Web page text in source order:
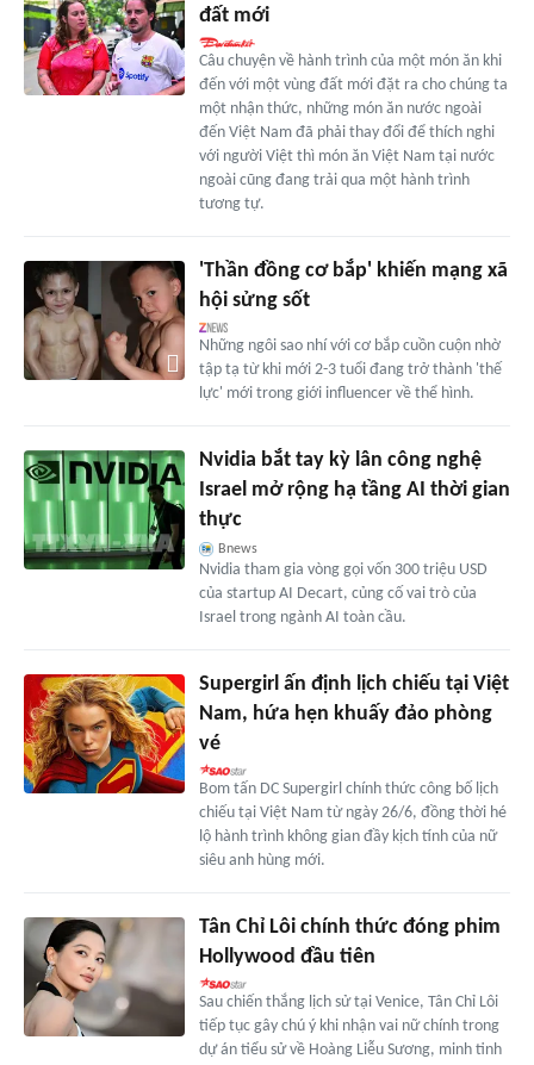
đất mới
Câu chuyện về hành trình của một món ăn khi
đến với một vùng đất mới đặt ra cho chúng ta
một nhận thức, những món ăn nước ngoài
đến Việt Nam đã phải thay đổi để thích nghi
với người Việt thì món ăn Việt Nam tại nước
ngoài cũng đang trải qua một hành trình
tương tự.
'Thần đồng cơ bắp' khiến mạng xã
hội sửng sốt
Những ngôi sao nhí với cơ bắp cuồn cuộn nhờ
tập tạ từ khi mới 2-3 tuổi đang trở thành 'thế
lực' mới trong giới influencer về thể hình.
Nvidia bắt tay kỳ lân công nghệ
Israel mở rộng hạ tầng AI thời gian
thực
Bnews
Nvidia tham gia vòng gọi vốn 300 triệu USD
của startup AI Decart, củng cố vai trò của
Israel trong ngành AI toàn cầu.
Supergirl ấn định lịch chiếu tại Việt
Nam, hứa hẹn khuấy đảo phòng
vé
Bom tấn DC Supergirl chính thức công bố lịch
chiếu tại Việt Nam từ ngày 26/6, đồng thời hé
lộ hành trình không gian đầy kịch tính của nữ
siêu anh hùng mới.
Tân Chỉ Lôi chính thức đóng phim
Hollywood đầu tiên
Sau chiến thắng lịch sử tại Venice, Tân Chỉ Lôi
tiếp tục gây chú ý khi nhận vai nữ chính trong
dự án tiểu sử về Hoàng Liễu Sương, minh tinh